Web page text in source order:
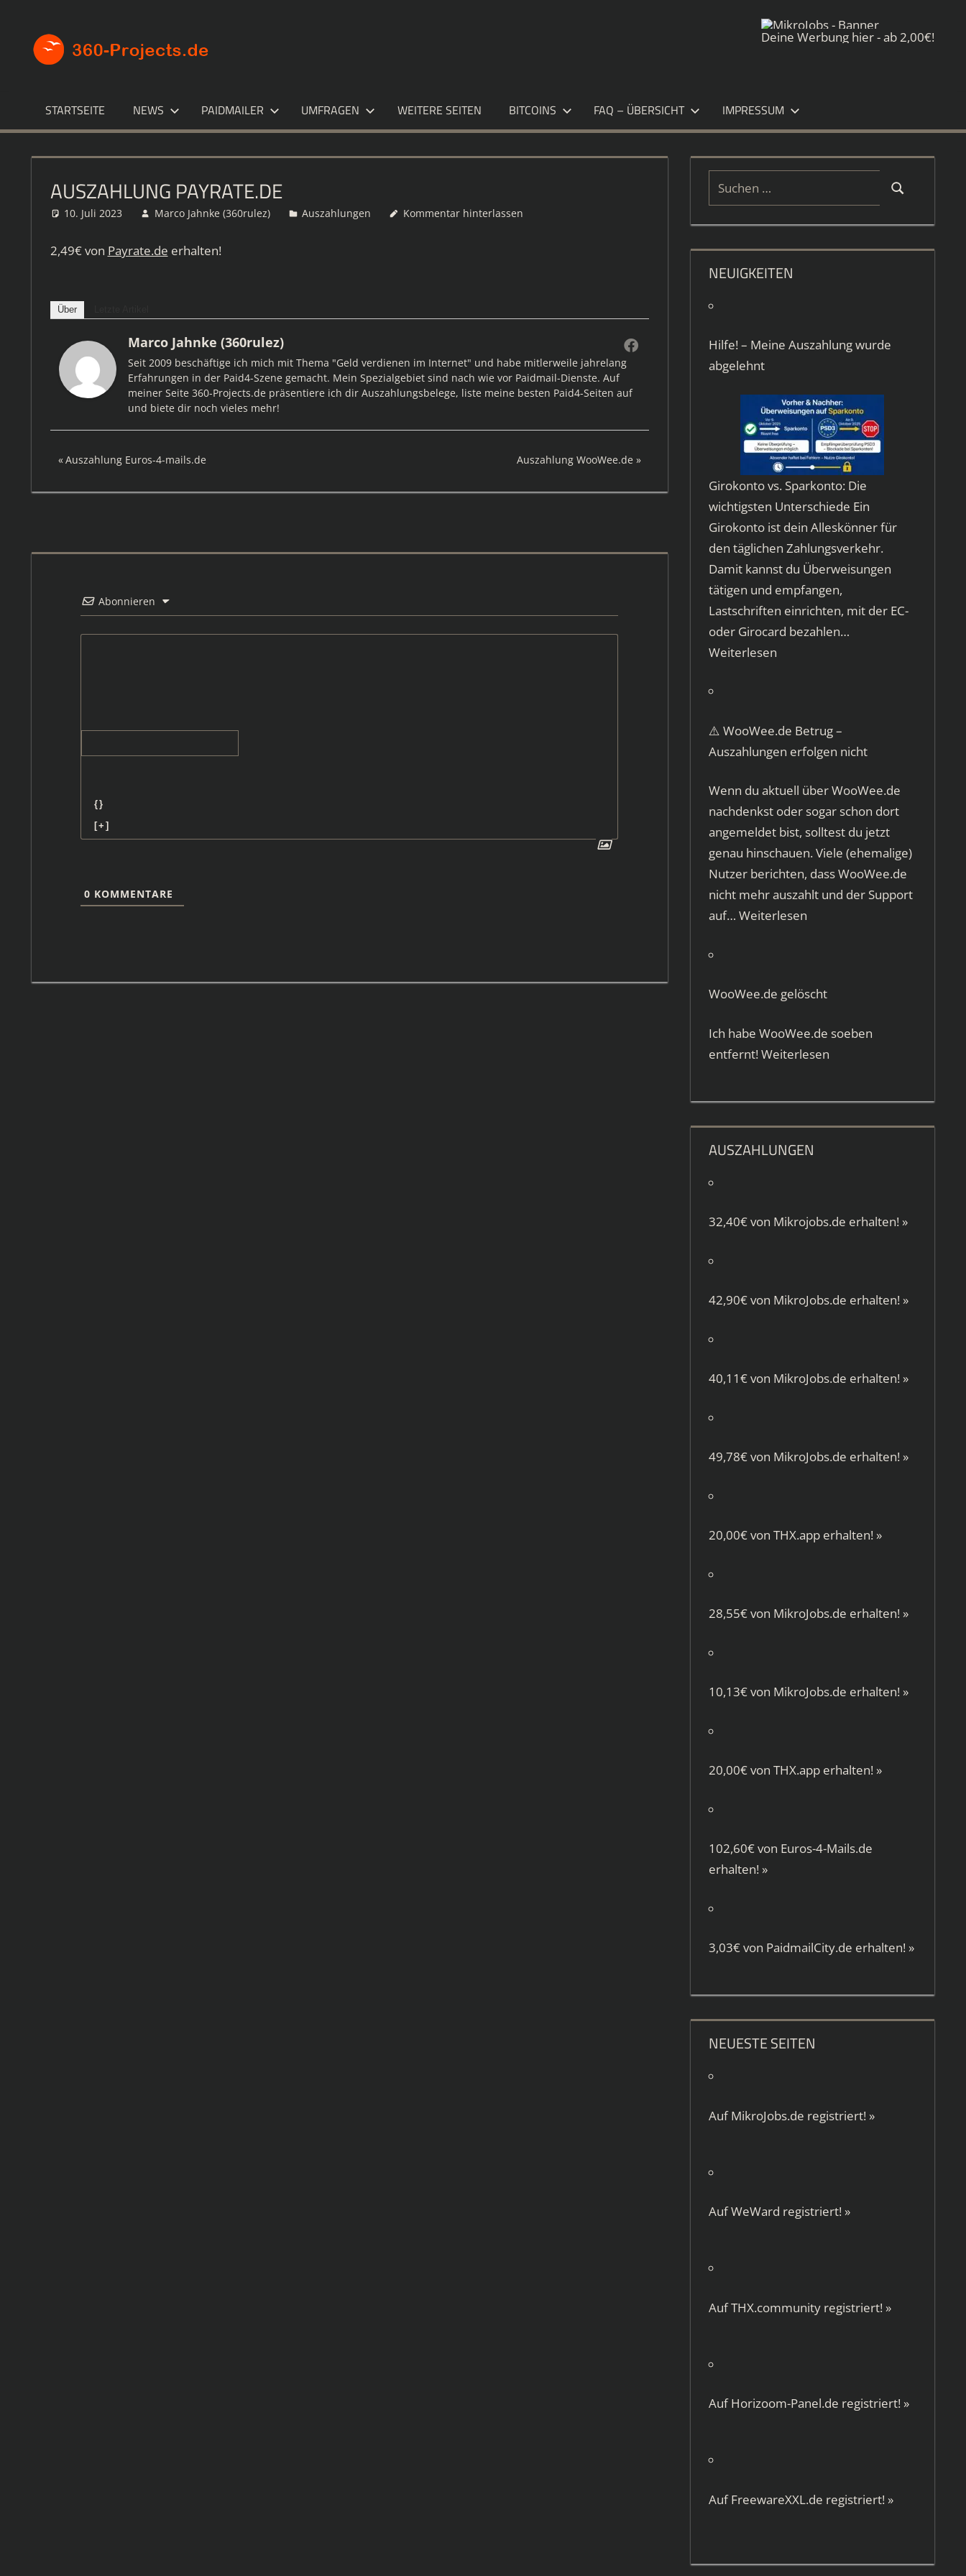
springen
Die
besten
Netz
Deine Werbung hier - ab 2,00€!
STARTSEITE NEWS PAIDMAILER UMFRAGEN WEITERE SEITEN BITCOINS FAQ – ÜBERSICHT IMPRESSUM
AUSZAHLUNG PAYRATE.DE
10. Juli 2023 Marco Jahnke (360rulez) Auszahlungen Kommentar hinterlassen
2,49€ von Payrate.de erhalten!
Über
Marco Jahnke (360rulez)
Seit 2009 beschäftige ich mich mit Thema "Geld verdienen im Internet" und habe mitlerweile jahrelang
Erfahrungen in der Paid4-Szene gemacht. Mein Spezialgebiet sind nach wie vor Paidmail-Dienste. Auf
meiner Seite 360-Projects.de präsentiere ich dir Auszahlungsbelege, liste meine besten Paid4-Seiten auf
und biete dir noch vieles mehr!
Beitragsnavigation
Vorheriger
Auszahlung Euros-4-mails.de
Nächster
Auszahlung WooWee.de
Abonnieren
{}
[+]
0 KOMMENTARE
Suchen
nach:
Suchen
NEUIGKEITEN
Hilfe! – Meine Auszahlung wurde
abgelehnt
Girokonto vs. Sparkonto: Die
wichtigsten Unterschiede Ein
Girokonto ist dein Alleskönner für
den täglichen Zahlungsverkehr.
Damit kannst du Überweisungen
tätigen und empfangen,
Lastschriften einrichten, mit der EC-
oder Girocard bezahlen…
Weiterlesen
⚠️ WooWee.de Betrug –
Auszahlungen erfolgen nicht
Wenn du aktuell über WooWee.de
nachdenkst oder sogar schon dort
angemeldet bist, solltest du jetzt
genau hinschauen. Viele (ehemalige)
Nutzer berichten, dass WooWee.de
nicht mehr auszahlt und der Support
auf…Weiterlesen
WooWee.de gelöscht
Ich habe WooWee.de soeben
entfernt!Weiterlesen
AUSZAHLUNGEN
32,40€ von Mikrojobs.de erhalten! »
42,90€ von MikroJobs.de erhalten! »
40,11€ von MikroJobs.de erhalten! »
49,78€ von MikroJobs.de erhalten! »
20,00€ vonTHX.app erhalten! »
28,55€ von MikroJobs.de erhalten! »
10,13€ von MikroJobs.de erhalten! »
20,00€ vonTHX.app erhalten! »
102,60€ von Euros-4-Mails.de
erhalten! »
3,03€ von PaidmailCity.de erhalten! »
NEUESTE SEITEN
AufMikroJobs.de registriert! »
AufWeWard registriert! »
AufTHX.community registriert! »
AufHorizoom-Panel.de registriert! »
AufFreewareXXL.de registriert! »